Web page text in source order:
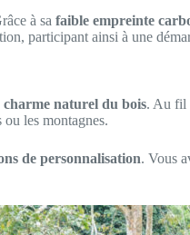
à sa faible empreinte
participant ainsi à une
charme naturel du bois. Au fil
les montagnes.
de personnalisation. Vous